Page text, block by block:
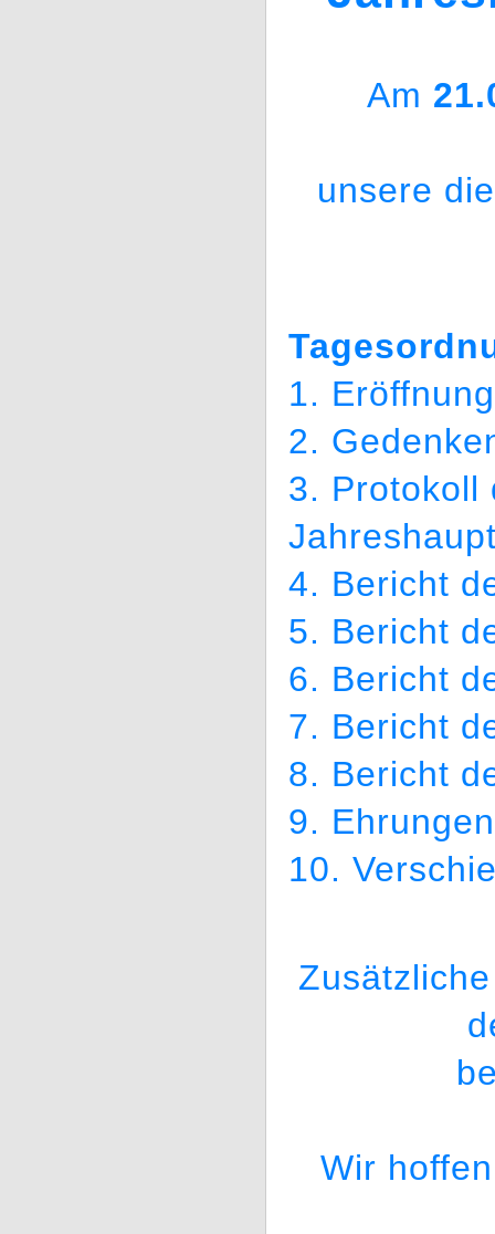
Am
unsere
1.
2.
3. Protokoll
4. Bericht
5. Bericht
6. Bericht
7. Bericht
8. Bericht
9.
10.
Wir